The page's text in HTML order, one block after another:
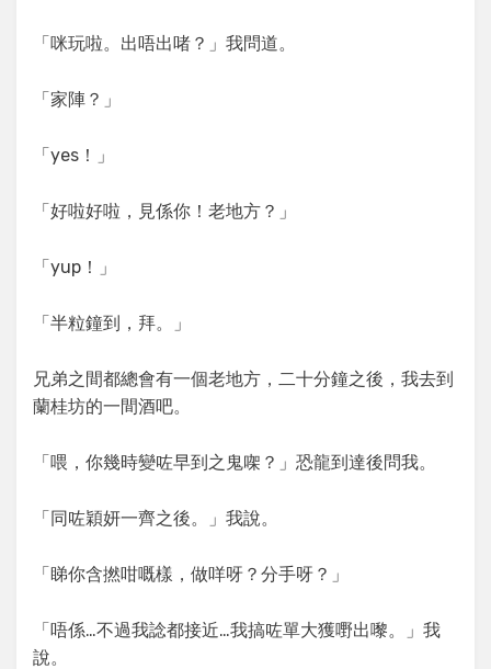
「咪玩啦。出唔出啫？」我問道。
「家陣？」
「yes！」
「好啦好啦，見係你！老地方？」
「yup！」
「半粒鐘到，拜。」
兄弟之間都總會有一個老地方，二十分鐘之後，我去到
蘭桂坊的一間酒吧。
「喂，你幾時變咗早到之鬼㗎？」恐龍到達後問我。
「同咗穎妍一齊之後。」我說。
「睇你含撚咁嘅樣，做咩呀？分手呀？」
「唔係…不過我諗都接近…我搞咗單大獲嘢出嚟。」我
說。